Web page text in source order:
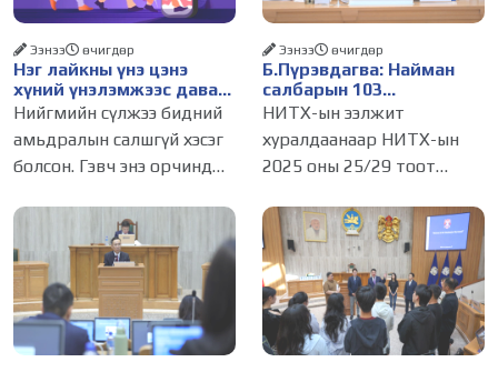
Нэг лайкны үнэ цэнэ
хүний үнэлэмжээс давах
болсон уу?
Ээнээ өчигдѳр
Нийгмийн сүлжээ бидний
амьдралын салшгүй хэсэг
болсон. Гэвч энэ орчинд
амжилт, тэр ч байтугай
хүний үнэ цэнийг хүртэл
лайк, шэйр, дагагчийн
тоогоор хэмжих хандлага
газар авч
Б.Пүрэвдагва: Найман
салбарын 103
үйлчилгээний
бүртгэлийг цуцалснаар
бизнес эрхлэхэд таатай
нөхцөл бүрдэнэ
Ээнээ өчигдѳр
НИТХ-ын ээлжит
хуралдаанаар НИТХ-ын
2025 оны 25/29 тоот
журмын зарим хэсгийг
хүчингүй болгож,
зөвшөөрлийн шинжтэй 103
бүртгэлээс нийслэлийн
бизнес эрхлэгчдийг